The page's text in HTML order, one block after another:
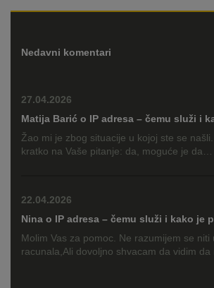
Nedavni komentari
27.04.2026
Matija Barić o IP adresa – čemu služi i
Žao mi je zbog situacije u kojoj ste se
kratko na Vaše pitanje: da, moguće je da…
22.04.2026
Nina o IP adresa – čemu služi i kako je
Molim Vas za pomoc. Ne razumijem se niti
racunala,Ali dovoljno shvacam da vidim da